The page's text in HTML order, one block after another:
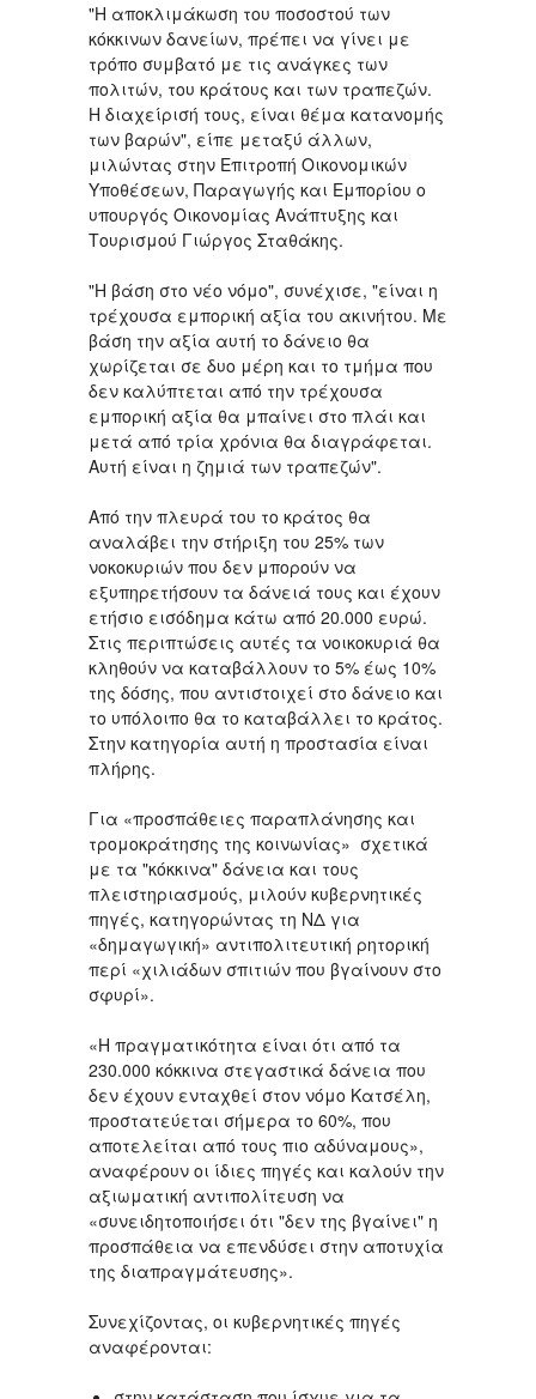
"Η αποκλιμάκωση του ποσοστού των
κόκκινων δανείων, πρέπει να γίνει με
τρόπο συμβατό με τις ανάγκες των
πολιτών, του κράτους και των τραπεζών.
Η διαχείρισή τους, είναι θέμα κατανομής
των βαρών", είπε μεταξύ άλλων,
μιλώντας στην Επιτροπή Οικονομικών
Υποθέσεων, Παραγωγής και Εμπορίου ο
υπουργός Οικονομίας Ανάπτυξης και
Τουρισμού Γιώργος Σταθάκης.
"Η βάση στο νέο νόμο", συνέχισε, "είναι η
τρέχουσα εμπορική αξία του ακινήτου. Με
βάση την αξία αυτή το δάνειο θα
χωρίζεται σε δυο μέρη και το τμήμα που
δεν καλύπτεται από την τρέχουσα
εμπορική αξία θα μπαίνει στο πλάι και
μετά από τρία χρόνια θα διαγράφεται.
Αυτή είναι η ζημιά των τραπεζών".
Από την πλευρά του το κράτος θα
αναλάβει την στήριξη του 25% των
νοκοκυριών που δεν μπορούν να
εξυπηρετήσουν τα δάνειά τους και έχουν
ετήσιο εισόδημα κάτω από 20.000 ευρώ.
Στις περιπτώσεις αυτές τα νοικοκυριά θα
κληθούν να καταβάλλουν το 5% έως 10%
της δόσης, που αντιστοιχεί στο δάνειο και
το υπόλοιπο θα το καταβάλλει το κράτος.
Στην κατηγορία αυτή η προστασία είναι
πλήρης.
Για «προσπάθειες παραπλάνησης και
τρομοκράτησης της κοινωνίας» σχετικά
με τα "κόκκινα" δάνεια και τους
πλειστηριασμούς, μιλούν κυβερνητικές
πηγές, κατηγορώντας τη ΝΔ για
«δημαγωγική» αντιπολιτευτική ρητορική
περί «χιλιάδων σπιτιών που βγαίνουν στο
σφυρί».
«Η πραγματικότητα είναι ότι από τα
230.000 κόκκινα στεγαστικά δάνεια που
δεν έχουν ενταχθεί στον νόμο Κατσέλη,
προστατεύεται σήμερα το 60%, που
αποτελείται από τους πιο αδύναμους»,
αναφέρουν οι ίδιες πηγές και καλούν την
αξιωματική αντιπολίτευση να
«συνειδητοποιήσει ότι "δεν της βγαίνει" η
προσπάθεια να επενδύσει στην αποτυχία
της διαπραγμάτευσης».
Συνεχίζοντας, οι κυβερνητικές πηγές
αναφέρονται: